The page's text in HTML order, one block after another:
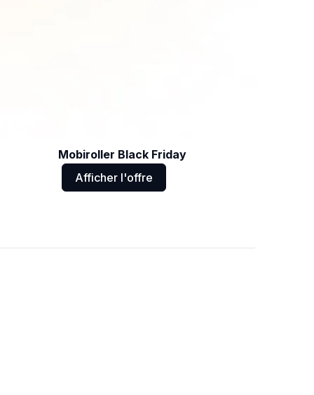
Mobiroller Black Friday
Afficher l'offre